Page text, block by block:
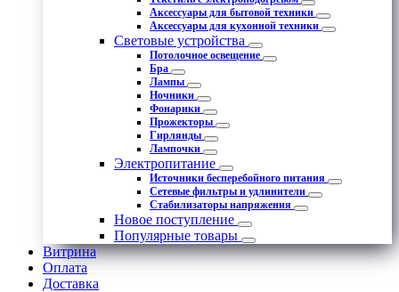
Аксессуары для бытовой техники
Аксессуары для кухонной техники
Световые устройства
Потолочное освещение
Бра
Лампы
Ночники
Фонарики
Прожекторы
Гирлянды
Лампочки
Электропитание
Источники бесперебойного питания
Сетевые фильтры и удлинители
Стабилизаторы напряжения
Новое поступление
Популярные товары
Витрина
Оплата
Доставка